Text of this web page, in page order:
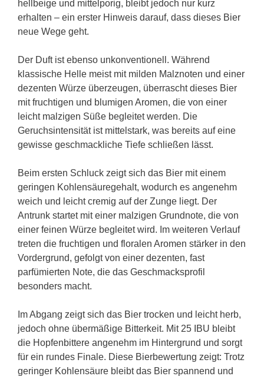
hellbeige und mittelporig, bleibt jedoch nur kurz
erhalten – ein erster Hinweis darauf, dass dieses Bier
neue Wege geht.
Der Duft ist ebenso unkonventionell. Während
klassische Helle meist mit milden Malznoten und einer
dezenten Würze überzeugen, überrascht dieses Bier
mit fruchtigen und blumigen Aromen, die von einer
leicht malzigen Süße begleitet werden. Die
Geruchsintensität ist mittelstark, was bereits auf eine
gewisse geschmackliche Tiefe schließen lässt.
Beim ersten Schluck zeigt sich das Bier mit einem
geringen Kohlensäuregehalt, wodurch es angenehm
weich und leicht cremig auf der Zunge liegt. Der
Antrunk startet mit einer malzigen Grundnote, die von
einer feinen Würze begleitet wird. Im weiteren Verlauf
treten die fruchtigen und floralen Aromen stärker in den
Vordergrund, gefolgt von einer dezenten, fast
parfümierten Note, die das Geschmacksprofil
besonders macht.
Im Abgang zeigt sich das Bier trocken und leicht herb,
jedoch ohne übermäßige Bitterkeit. Mit 25 IBU bleibt
die Hopfenbittere angenehm im Hintergrund und sorgt
für ein rundes Finale. Diese Bierbewertung zeigt: Trotz
geringer Kohlensäure bleibt das Bier spannend und